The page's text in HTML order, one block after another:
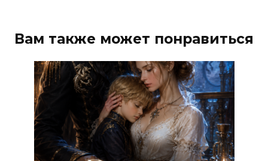
Вам также может понравиться